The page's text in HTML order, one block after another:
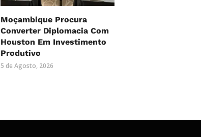
Moçambique Procura
Converter Diplomacia Com
Houston Em Investimento
Produtivo
5 de Agosto, 2026